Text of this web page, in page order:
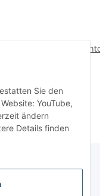
CHF
Sie den
YouTube,
ändern
Details finden